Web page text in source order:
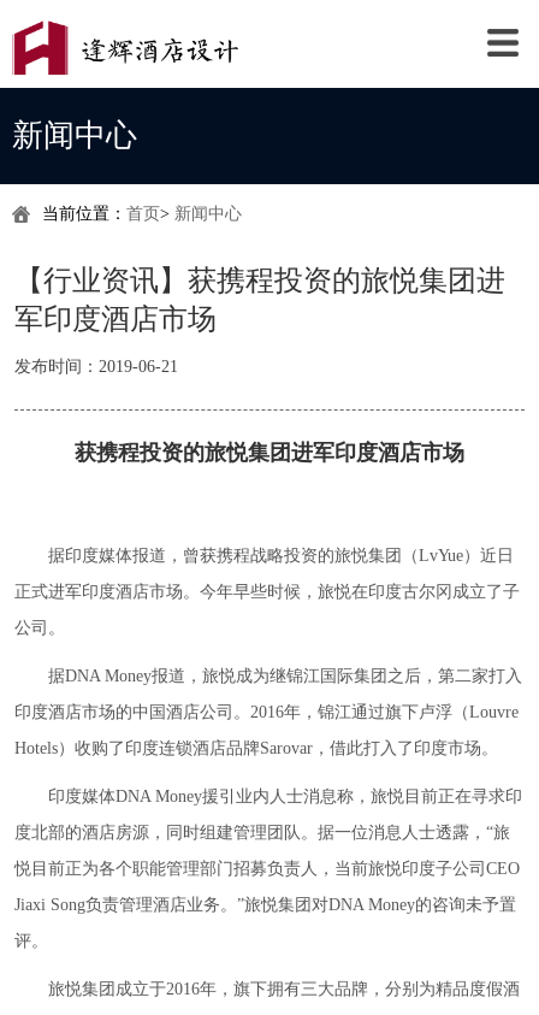
新闻中心
当前位置： 首页 > 新闻中心
【行业资讯】获携程投资的旅悦集团进
军印度酒店市场
发布时间：2019-06-21
获携程投资的旅悦集团进军印度酒店市场
据印度媒体报道，曾获携程战略投资的旅悦集团（LvYue）近日
正式进军印度酒店市场。今年早些时候，旅悦在印度古尔冈成立了子
公司。
据DNA Money报道，旅悦成为继锦江国际集团之后，第二家打入
印度酒店市场的中国酒店公司。2016年，锦江通过旗下卢浮（Louvre
Hotels）收购了印度连锁酒店品牌Sarovar，借此打入了印度市场。
印度媒体DNA Money援引业内人士消息称，旅悦目前正在寻求印
度北部的酒店房源，同时组建管理团队。据一位消息人士透露，“旅
悦目前正为各个职能管理部门招募负责人，当前旅悦印度子公司CEO
Jiaxi Song负责管理酒店业务。”旅悦集团对DNA Money的咨询未予置
评。
旅悦集团成立于2016年，旗下拥有三大品牌，分别为精品度假酒